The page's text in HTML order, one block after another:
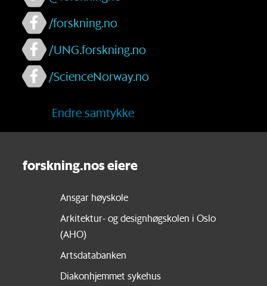
/forskning.no
/UNG.forskning.no
/ScienceNorway.no
Endre samtykke
forskning.nos eiere
Ansgar høyskole
Arkitektur- og designhøgskolen i Oslo
(AHO)
Artsdatabanken
Diakonhjemmet sykehus